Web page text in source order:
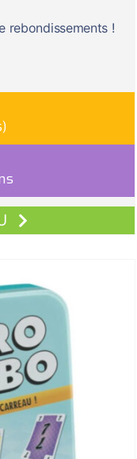
rebondissements !